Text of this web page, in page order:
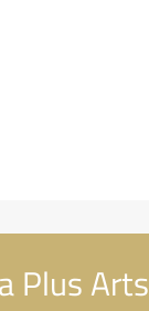
Plus Arts